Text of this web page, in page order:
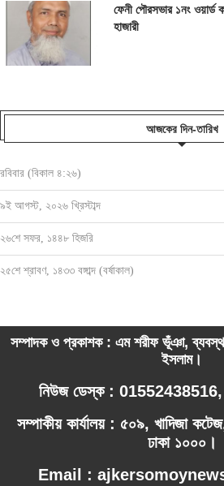
ফেনী পৌরসভার ১নং ওয়ার্ড
হাজারী
আজকের দিন-তারিখ
রবিবার (বিকাল ৪:২৬)
৯ই আগস্ট, ২০২৬ খ্রিস্টাব্দ
২৬শে সফর, ১৪৪৮ হিজরি
২৫শে শ্রাবণ, ১৪৩৩ বঙ্গাব্দ (বর্ষাকাল)
সম্পাদক ও প্রকাশক : এম শরীফ ভূঁঞা,
ইসলাম।
নিউজ ডেস্ক :
সম্পাকীয় কার্যালয় : ৫০৯, খাদিজা
ঢাকা ১০০০।
Email :